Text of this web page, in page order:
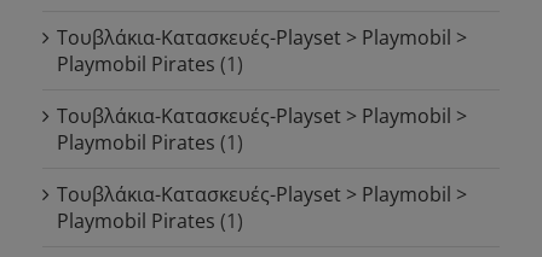
Τουβλάκια-Κατασκευές-Playset > Playmobil >
Playmobil Pirates (1)
Τουβλάκια-Κατασκευές-Playset > Playmobil >
Playmobil Pirates (1)
Τουβλάκια-Κατασκευές-Playset > Playmobil >
Playmobil Pirates (1)